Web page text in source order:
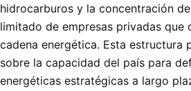
hidrocarburos y la concentración
limitado de empresas privadas que
cadena energética. Esta estructura
sobre la capacidad del país para
energéticas estratégicas a largo